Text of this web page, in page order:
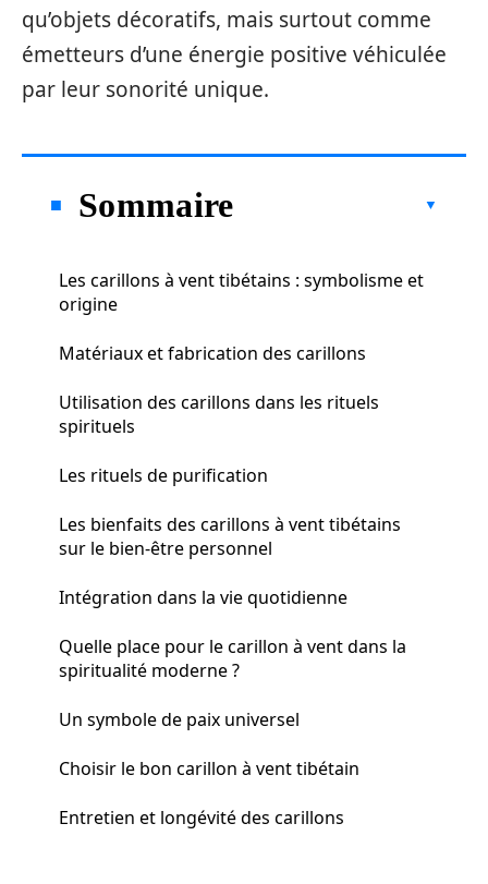
qu’objets décoratifs, mais surtout comme
émetteurs d’une énergie positive véhiculée
par leur sonorité unique.
Sommaire
Les carillons à vent tibétains : symbolisme et
origine
Matériaux et fabrication des carillons
Utilisation des carillons dans les rituels
spirituels
Les rituels de purification
Les bienfaits des carillons à vent tibétains
sur le bien-être personnel
Intégration dans la vie quotidienne
Quelle place pour le carillon à vent dans la
spiritualité moderne ?
Un symbole de paix universel
Choisir le bon carillon à vent tibétain
Entretien et longévité des carillons